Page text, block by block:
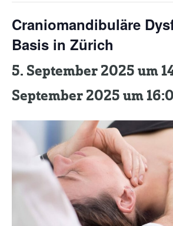
TuWat
Therabor-
Craniomandibuläre
Basis in Zürich
5. September 2025 um
September 2025 um